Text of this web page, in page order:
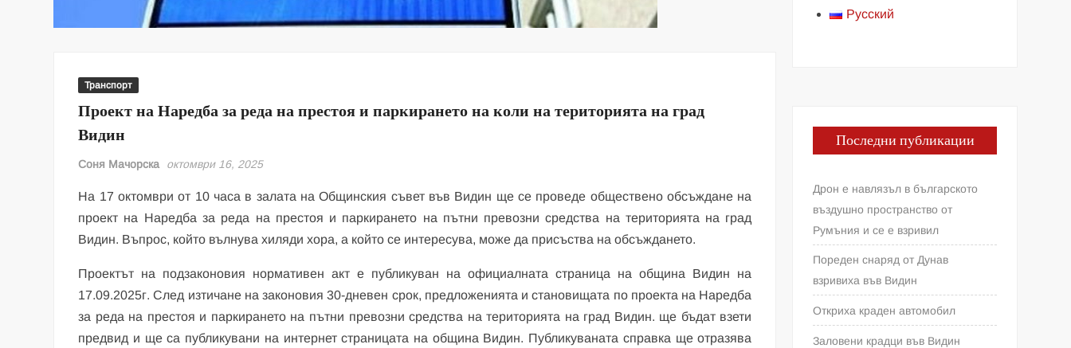
Транспорт
Проект на Наредба за реда на престоя и паркирането на коли на територията на град
Видин
Соня Мачорска октомври 16, 2025
На 17 октомври от 10 часа в залата на Общинския съвет във Видин ще се проведе обществено обсъждане на
проект на Наредба за реда на престоя и паркирането на пътни превозни средства на територията на град
Видин. Въпрос, който вълнува хиляди хора, а който се интересува, може да присъства на обсъждането.
Проектът на подзаконовия нормативен акт е публикуван на официалната страница на община Видин на
17.09.2025г. След изтичане на законовия 30-дневен срок, предложенията и становищата по проекта на Наредба
за реда на престоя и паркирането на пътни превозни средства на територията на град Видин. ще бъдат взети
предвид и ще са публикувани на интернет страницата на община Видин. Публикуваната справка ще отразява
Русский
Последни публикации
Дрон е навлязъл в българското
въздушно пространство от
Румъния и се е взривил
Пореден снаряд от Дунав
взривиха във Видин
Откриха краден автомобил
Заловени крадци във Видин